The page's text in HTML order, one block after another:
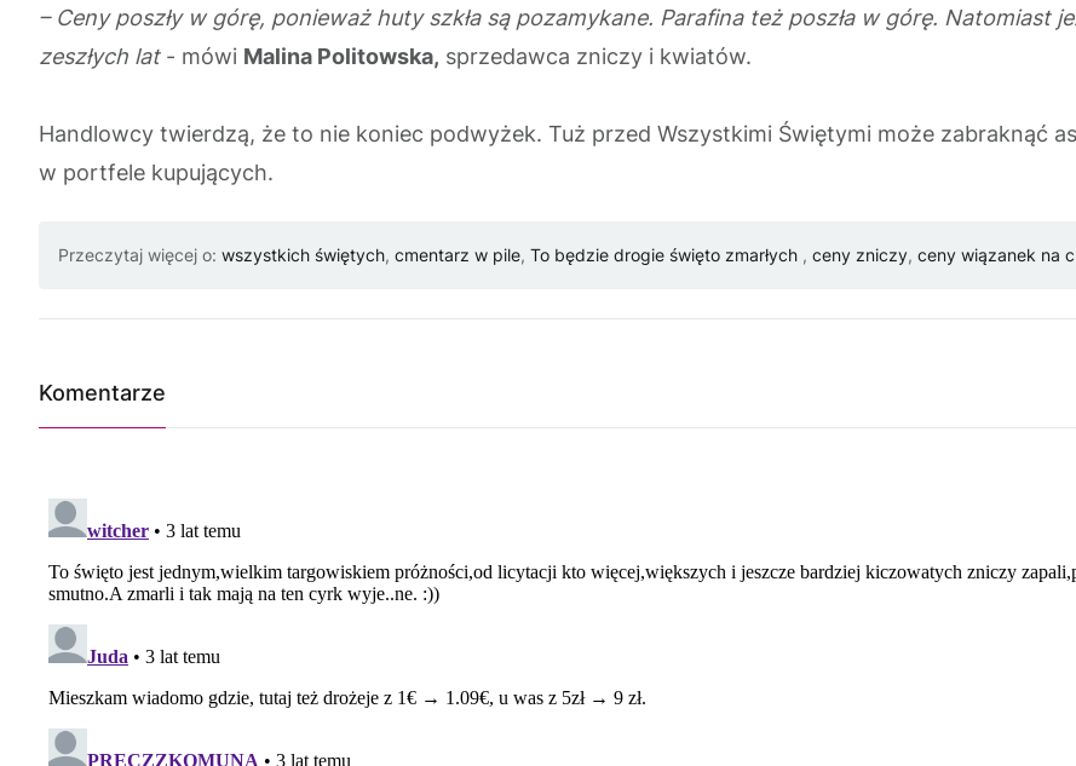
– Ceny poszły w górę, ponieważ huty szkła są pozamykane. Parafina też poszła w górę.
zeszłych lat - mówi Malina Politowska, sprzedawca zniczy i kwiatów.
Handlowcy twierdzą, że to nie koniec podwyżek. Tuż przed Wszystkimi Świętymi może zabraknąć
w portfele kupujących.
Przeczytaj więcej o: wszystkich świętych, cmentarz w pile, To będzie drogie święto zmarłych , ceny zniczy, ceny wiązanek na
Komentarze